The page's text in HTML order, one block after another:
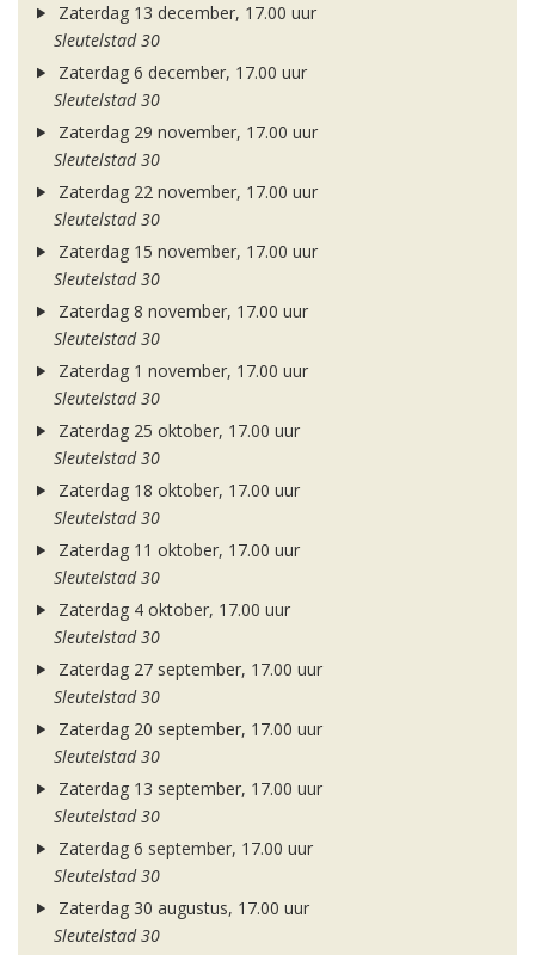
Zaterdag 13 december, 17.00 uur
Sleutelstad 30
Zaterdag 6 december, 17.00 uur
Sleutelstad 30
Zaterdag 29 november, 17.00 uur
Sleutelstad 30
Zaterdag 22 november, 17.00 uur
Sleutelstad 30
Zaterdag 15 november, 17.00 uur
Sleutelstad 30
Zaterdag 8 november, 17.00 uur
Sleutelstad 30
Zaterdag 1 november, 17.00 uur
Sleutelstad 30
Zaterdag 25 oktober, 17.00 uur
Sleutelstad 30
Zaterdag 18 oktober, 17.00 uur
Sleutelstad 30
Zaterdag 11 oktober, 17.00 uur
Sleutelstad 30
Zaterdag 4 oktober, 17.00 uur
Sleutelstad 30
Zaterdag 27 september, 17.00 uur
Sleutelstad 30
Zaterdag 20 september, 17.00 uur
Sleutelstad 30
Zaterdag 13 september, 17.00 uur
Sleutelstad 30
Zaterdag 6 september, 17.00 uur
Sleutelstad 30
Zaterdag 30 augustus, 17.00 uur
Sleutelstad 30